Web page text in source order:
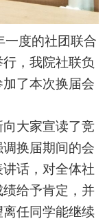
一度的社团联合
，我院社联负
了本次换届会
大家宣读了竞
换届期间的会
讲话，对全体社
给予肯定，并
任同学能继续